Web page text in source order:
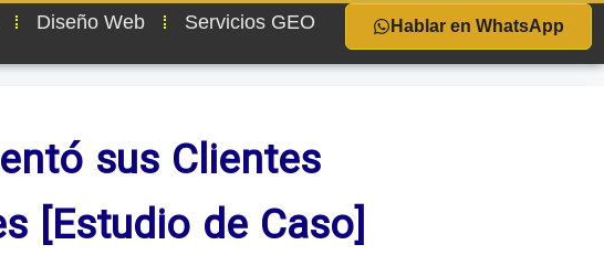
Diseño Web Servicios GEO Hablar en WhatsApp
sus Clientes
[Estudio de Caso]